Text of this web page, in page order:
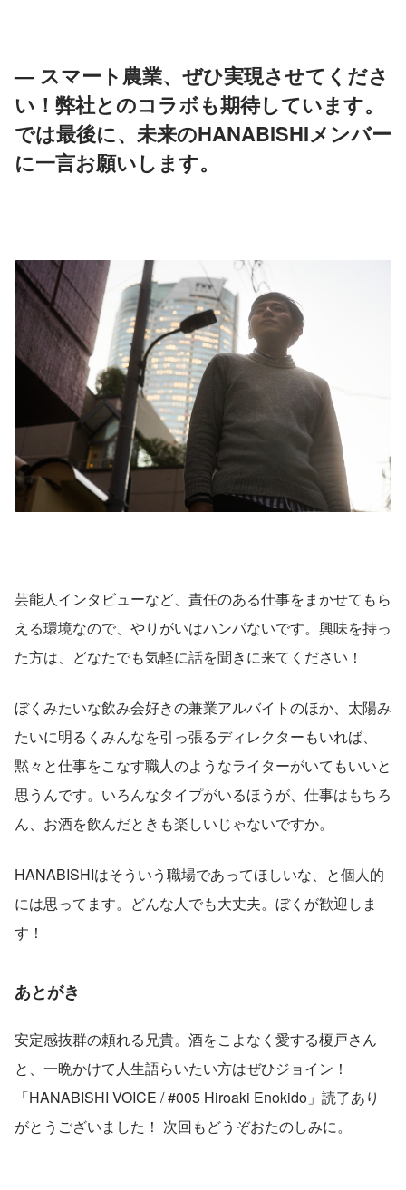
— スマート農業、ぜひ実現させてくださ
い！弊社とのコラボも期待しています。
では最後に、未来のHANABISHIメンバー
に一言お願いします。
芸能人インタビューなど、責任のある仕事をまかせてもら
える環境なので、やりがいはハンパないです。興味を持っ
た方は、どなたでも気軽に話を聞きに来てください！
ぼくみたいな飲み会好きの兼業アルバイトのほか、太陽み
たいに明るくみんなを引っ張るディレクターもいれば、
黙々と仕事をこなす職人のようなライターがいてもいいと
思うんです。いろんなタイプがいるほうが、仕事はもちろ
ん、お酒を飲んだときも楽しいじゃないですか。
HANABISHIはそういう職場であってほしいな、と個人的
には思ってます。どんな人でも大丈夫。ぼくが歓迎しま
す！
あとがき
安定感抜群の頼れる兄貴。酒をこよなく愛する榎戸さん
と、一晩かけて人生語らいたい方はぜひジョイン！
「HANABISHI VOICE / #005 Hiroaki Enokido」読了あり
がとうございました！ 次回もどうぞおたのしみに。